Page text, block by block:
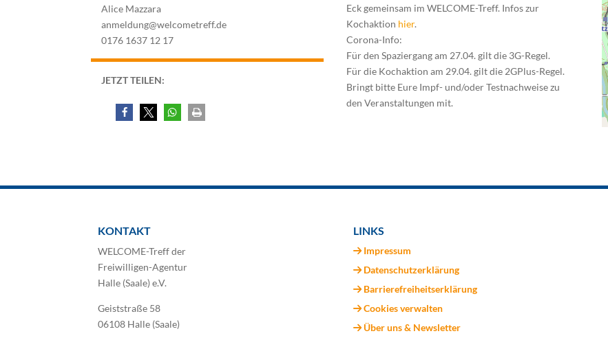
Alice Mazzara
anmeldung@welcometreff.de
0176 1637 12 17
JETZT TEILEN:
Eck gemeinsam im WELCOME-Treff. Infos zur
Kochaktion hier.
Corona-Info:
Für den Spaziergang am 27.04. gilt die 3G-Regel.
Für die Kochaktion am 29.04. gilt die 2GPlus-Regel.
Bringt bitte Eure Impf- und/oder Testnachweise zu
den Veranstaltungen mit.
KONTAKT
WELCOME-Treff der
Freiwilligen-Agentur
Halle (Saale) e.V.
Geiststraße 58
06108 Halle (Saale)
LINKS
Impressum
Datenschutzerklärung
Barrierefreiheitserklärung
Cookies verwalten
Über uns & Newsletter